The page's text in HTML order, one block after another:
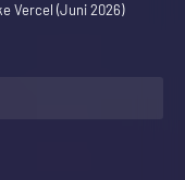
Vercel (Juni 2026)